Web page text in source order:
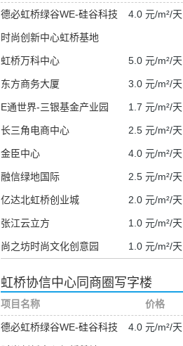
德必虹桥绿谷WE-硅谷科技
时尚创新中心虹桥基地
4.0 元/m²/天
虹桥万科中心 5.0 元/m²/天
东方商务大厦 3.0 元/m²/天
E通世界-三银基金产业园 1.7 元/m²/天
长三角电商中心 2.5 元/m²/天
金臣中心 4.0 元/m²/天
融信绿地国际 2.5 元/m²/天
亿达北虹桥创业城 2.0 元/m²/天
张江云立方 1.0 元/m²/天
尚之坊时尚文化创意园 1.0 元/m²/天
虹桥协信中心同商圈写字楼
项目名称 价格
德必虹桥绿谷WE-硅谷科技 4.0 元/m²/天